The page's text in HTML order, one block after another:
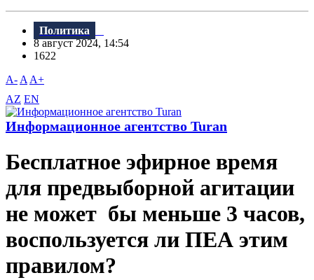
Политика
8 август 2024, 14:54
1622
A- A A+
AZ EN
Информационное агентство Turan
Бесплатное эфирное время
для предвыборной агитации
не может бы меньше 3 часов,
воспользуется ли ПЕА этим
правилом?